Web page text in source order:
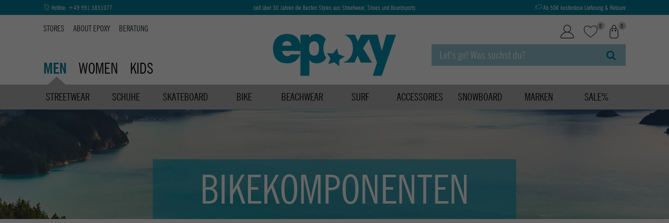
Hotline: +49 991 3831077 seit über 30 Jahren die Besten Styles aus Streetwear, Shoes und Boardsports Ab 50€ kostenlose Lieferung & Retoure
STORES ABOUT EPOXY BERATUNG
MEN WOMEN KIDS
0 0
STREETWEAR SCHUHE SKATEBOARD BIKE BEACHWEAR SURF ACCESSORIES SNOWBOARD MARKEN SALE%
BIKEKOMPONENTEN